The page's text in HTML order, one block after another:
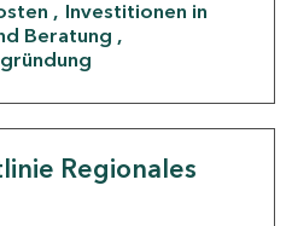
Investitionen in
Beratung
Regionales